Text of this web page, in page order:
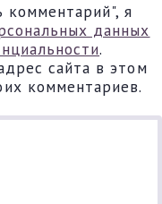
комментарий", я
данных
.
сайта в этом
комментариев.